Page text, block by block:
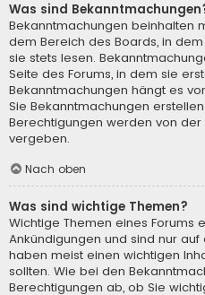
Was sind
Bekanntmachungen beinhalten
dem Bereich des Boards, in
sie stets lesen.
Seite des Forums, in dem sie
Bekanntmachungen hängt es
Sie Bekanntmachungen
Berechtigungen werden von
vergeben.
Nach oben
Was sind wichtige Themen?
Wichtige Themen eines Forums
Ankündigungen und sind nur
haben meist einen wichtigen
sollten. Wie bei den
Berechtigungen ab, ob Sie